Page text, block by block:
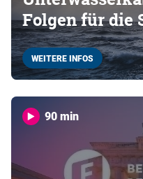
Folgen für die
WEITERE INFOS
90 min